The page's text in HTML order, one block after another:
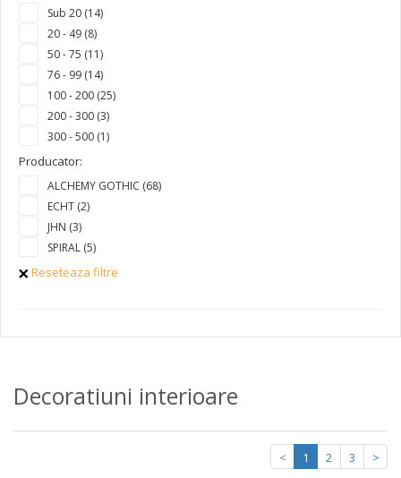
Sub 20 (14)
20 - 49 (8)
50 - 75 (11)
76 - 99 (14)
100 - 200 (25)
200 - 300 (3)
300 - 500 (1)
Producator:
ALCHEMY GOTHIC (68)
ECHT (2)
JHN (3)
SPIRAL (5)
Reseteaza filtre
Decoratiuni interioare
< 1 2 3 >